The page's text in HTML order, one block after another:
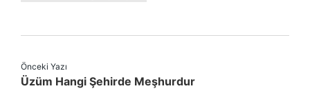
Önceki Yazı
Üzüm Hangi Şehirde Meşhurdur